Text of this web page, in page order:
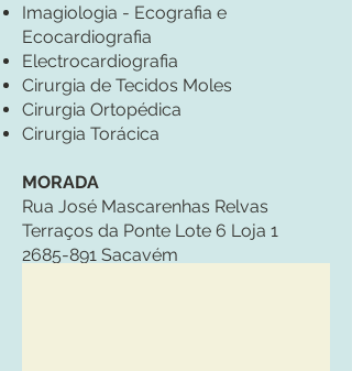
Imagiologia - Ecografia e
Ecocardiografia
Electrocardiografia
Cirurgia de Tecidos Moles
Cirurgia Ortopédica
Cirurgia Torácica
MORADA
Rua José Mascarenhas Relvas
Terraços da Ponte Lote 6 Loja 1
2685-891 Sacavém